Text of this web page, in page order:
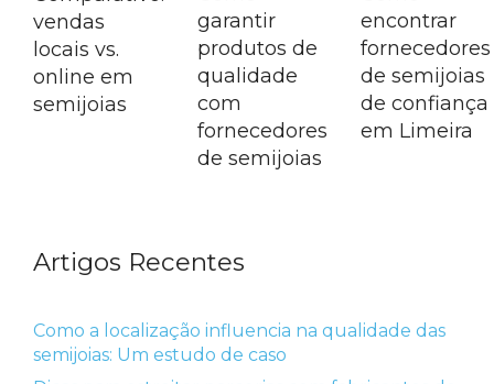
vendas
locais vs.
online em
semijoias
garantir
produtos de
qualidade
com
fornecedores
de semijoias
encontrar
fornecedores
de semijoias
de confiança
em Limeira
Artigos Recentes
Como a localização influencia na qualidade das
semijoias: Um estudo de caso